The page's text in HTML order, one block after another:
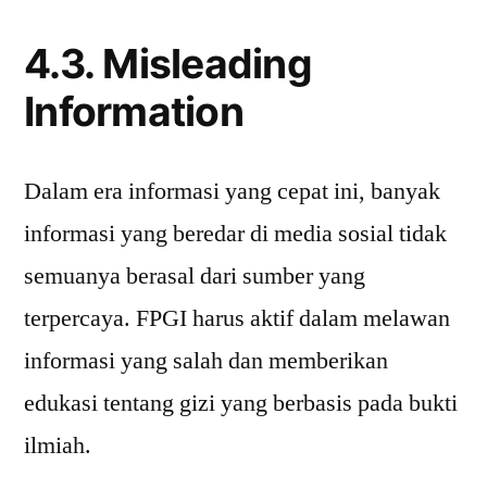
4.3. Misleading
Information
Dalam era informasi yang cepat ini, banyak
informasi yang beredar di media sosial tidak
semuanya berasal dari sumber yang
terpercaya. FPGI harus aktif dalam melawan
informasi yang salah dan memberikan
edukasi tentang gizi yang berbasis pada bukti
ilmiah.